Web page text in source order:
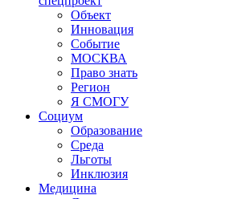
Объект
Инновация
Событие
МОСКВА
Право знать
Регион
Я СМОГУ
Социум
Образование
Среда
Льготы
Инклюзия
Медицина